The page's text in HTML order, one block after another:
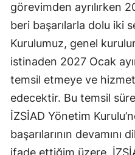
görevimden ayrılırken
beri başarılarla dolu iki
Kurulumuz, genel
istinaden 2027 Ocak
temsil etmeye ve
edecektir. Bu temsil
İZSİAD Yönetim
başarılarının devamını